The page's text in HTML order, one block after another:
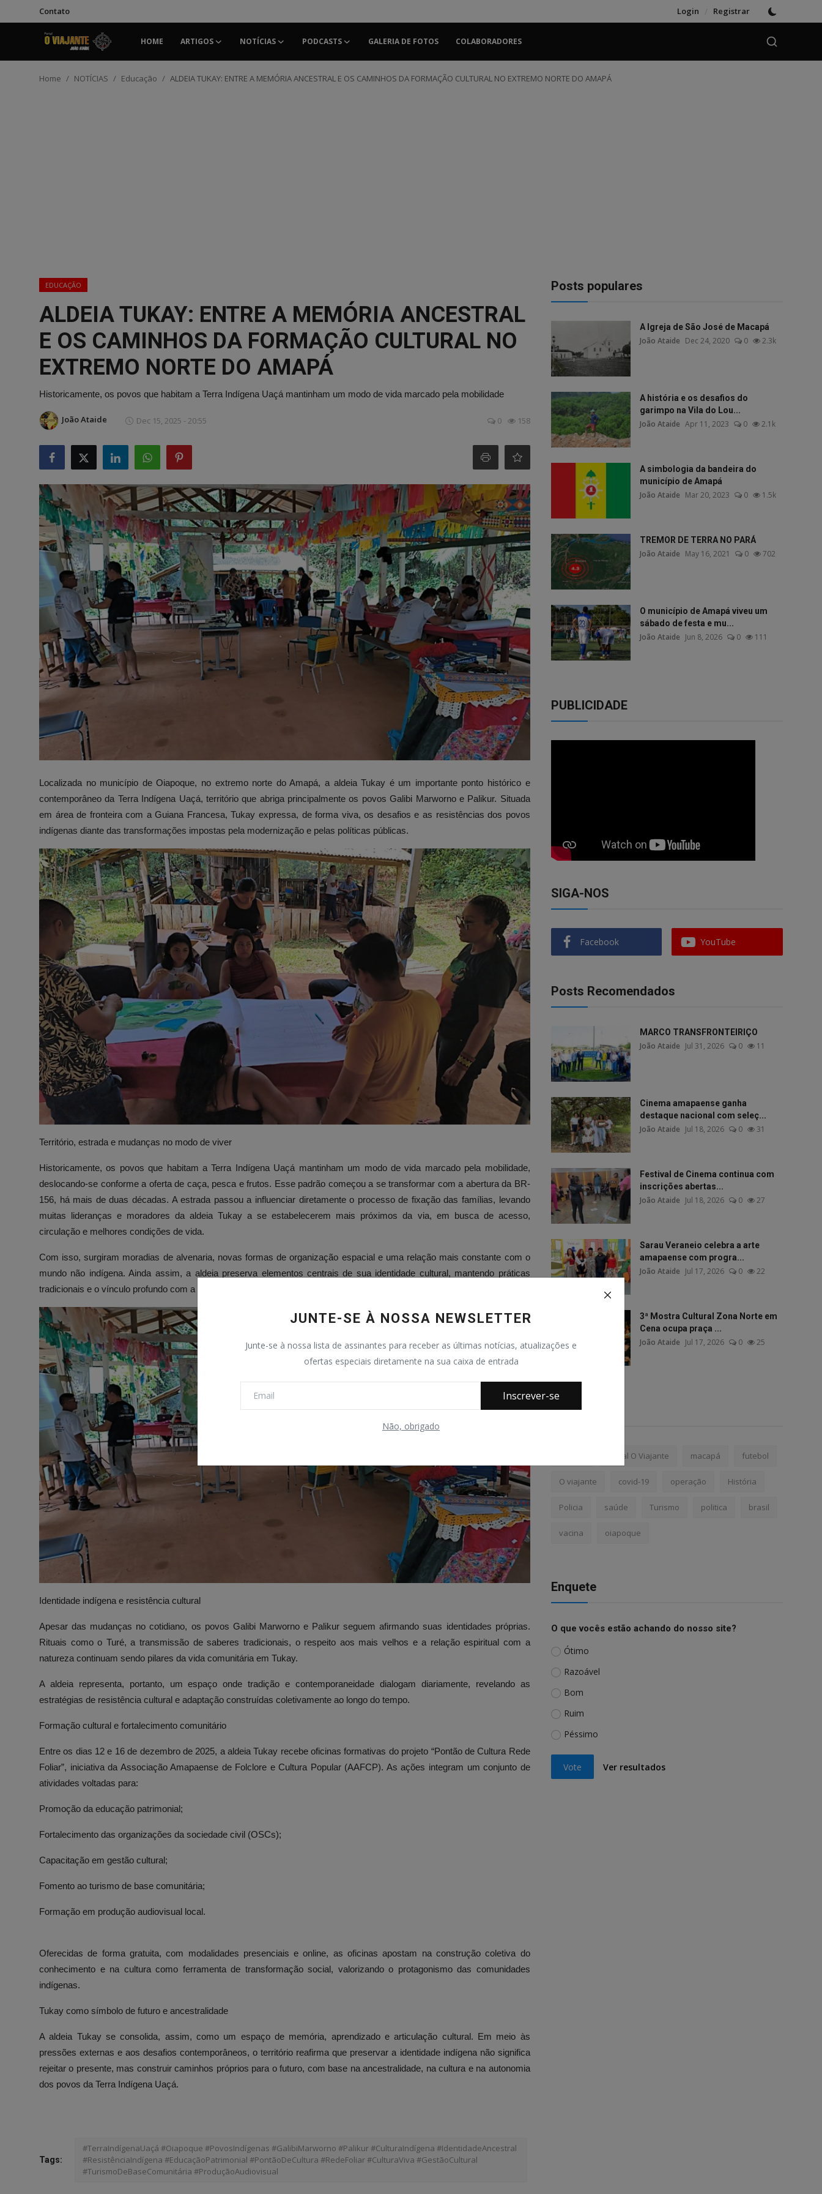
Contato Login / Registrar
HOME ARTIGOS NOTÍCIAS PODCASTS GALERIA DE FOTOS COLABORADORES
JUNTE-SE À NOSSA NEWSLETTER
Junte-se à nossa lista de assinantes para receber as últimas notícias, atualizações e
ofertas especiais diretamente na sua caixa de entrada
Inscrever-se
Não, obrigado
Home NOTÍCIAS Educação ALDEIA TUKAY: ENTRE A MEMÓRIA ANCESTRAL E OS CAMINHOS DA FORMAÇÃO CULTURAL NO EXTREMO NORTE DO AMAPÁ
EDUCAÇÃO
ALDEIA TUKAY: ENTRE A MEMÓRIA ANCESTRAL
E OS CAMINHOS DA FORMAÇÃO CULTURAL NO
EXTREMO NORTE DO AMAPÁ
Historicamente, os povos que habitam a Terra Indígena Uaçá mantinham um modo de vida marcado pela mobilidade
João Ataide Dec 15, 2025 - 20:55 0 158
Localizada no município de Oiapoque, no extremo norte do Amapá, a aldeia Tukay é um importante ponto histórico e
contemporâneo da Terra Indígena Uaçá, território que abriga principalmente os povos Galibi Marworno e Palikur. Situada
em área de fronteira com a Guiana Francesa, Tukay expressa, de forma viva, os desafios e as resistências dos povos
indígenas diante das transformações impostas pela modernização e pelas políticas públicas.
Território, estrada e mudanças no modo de viver
Historicamente, os povos que habitam a Terra Indígena Uaçá mantinham um modo de vida marcado pela mobilidade,
deslocando-se conforme a oferta de caça, pesca e frutos. Esse padrão começou a se transformar com a abertura da BR-
156, há mais de duas décadas. A estrada passou a influenciar diretamente o processo de fixação das famílias, levando
muitas lideranças e moradores da aldeia Tukay a se estabelecerem mais próximos da via, em busca de acesso,
circulação e melhores condições de vida.
Com isso, surgiram moradias de alvenaria, novas formas de organização espacial e uma relação mais constante com o
mundo não indígena. Ainda assim, a aldeia preserva elementos centrais de sua identidade cultural, mantendo práticas
tradicionais e o vínculo profundo com a floresta e o território.
Identidade indígena e resistência cultural
Apesar das mudanças no cotidiano, os povos Galibi Marworno e Palikur seguem afirmando suas identidades próprias.
Rituais como o Turé, a transmissão de saberes tradicionais, o respeito aos mais velhos e a relação espiritual com a
natureza continuam sendo pilares da vida comunitária em Tukay.
A aldeia representa, portanto, um espaço onde tradição e contemporaneidade dialogam diariamente, revelando as
estratégias de resistência cultural e adaptação construídas coletivamente ao longo do tempo.
Formação cultural e fortalecimento comunitário
Entre os dias 12 e 16 de dezembro de 2025, a aldeia Tukay recebe oficinas formativas do projeto “Pontão de Cultura Rede
Foliar”, iniciativa da Associação Amapaense de Folclore e Cultura Popular (AAFCP). As ações integram um conjunto de
atividades voltadas para:
Promoção da educação patrimonial;
Fortalecimento das organizações da sociedade civil (OSCs);
Capacitação em gestão cultural;
Fomento ao turismo de base comunitária;
Formação em produção audiovisual local.
Oferecidas de forma gratuita, com modalidades presenciais e online, as oficinas apostam na construção coletiva do
conhecimento e na cultura como ferramenta de transformação social, valorizando o protagonismo das comunidades
indígenas.
Tukay como símbolo de futuro e ancestralidade
A aldeia Tukay se consolida, assim, como um espaço de memória, aprendizado e articulação cultural. Em meio às
pressões externas e aos desafios contemporâneos, o território reafirma que preservar a identidade indígena não significa
rejeitar o presente, mas construir caminhos próprios para o futuro, com base na ancestralidade, na cultura e na autonomia
dos povos da Terra Indígena Uaçá.
Tags:
#TerraIndígenaUaçá #Oiapoque #PovosIndígenas #GalibiMarworno #Palikur #CulturaIndígena #IdentidadeAncestral
#ResistênciaIndígena #EducaçãoPatrimonial #PontãoDeCultura #RedeFoliar #CulturaViva #GestãoCultural
#TurismoDeBaseComunitária #ProduçãoAudiovisual
Posts populares
A Igreja de São José de Macapá
João Ataide Dec 24, 2020 0 2.3k
A história e os desafios do
garimpo na Vila do Lou...
João Ataide Apr 11, 2023 0 2.1k
A simbologia da bandeira do
município de Amapá
João Ataide Mar 20, 2023 0 1.5k
TREMOR DE TERRA NO PARÁ
João Ataide May 16, 2021 0 702
O município de Amapá viveu um
sábado de festa e mu...
João Ataide Jun 8, 2026 0 111
PUBLICIDADE
SIGA-NOS
Facebook YouTube
Posts Recomendados
MARCO TRANSFRONTEIRIÇO
João Ataide Jul 31, 2026 0 11
Cinema amapaense ganha
destaque nacional com seleç...
João Ataide Jul 18, 2026 0 31
Festival de Cinema continua com
inscrições abertas...
João Ataide Jul 18, 2026 0 27
Sarau Veraneio celebra a arte
amapaense com progra...
João Ataide Jul 17, 2026 0 22
3ª Mostra Cultural Zona Norte em
Cena ocupa praça ...
João Ataide Jul 17, 2026 0 25
Tags
Portal O Viajante macapá futebol
O viajante covid-19 operação História
Policia saúde Turismo politica brasil
vacina oiapoque
Enquete
O que vocês estão achando do nosso site?
Ótimo
Razoável
Bom
Ruim
Péssimo
Vote Ver resultados